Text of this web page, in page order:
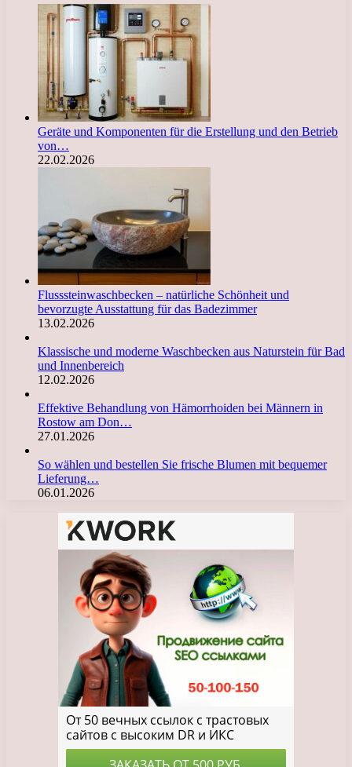
Geräte und Komponenten für die Erstellung und den Betrieb
von…
22.02.2026
Flusssteinwaschbecken – natürliche Schönheit und
bevorzugte Ausstattung für das Badezimmer
13.02.2026
Klassische und moderne Waschbecken aus Naturstein für Bad
und Innenbereich
12.02.2026
Effektive Behandlung von Hämorrhoiden bei Männern in
Rostow am Don…
27.01.2026
So wählen und bestellen Sie frische Blumen mit bequemer
Lieferung…
06.01.2026